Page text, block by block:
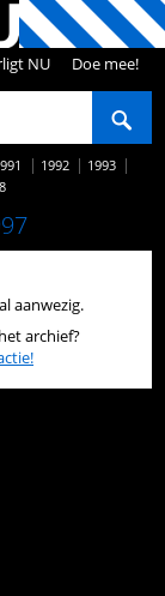
NU Doe mee!
1992
1993
aanwezig.
archief?